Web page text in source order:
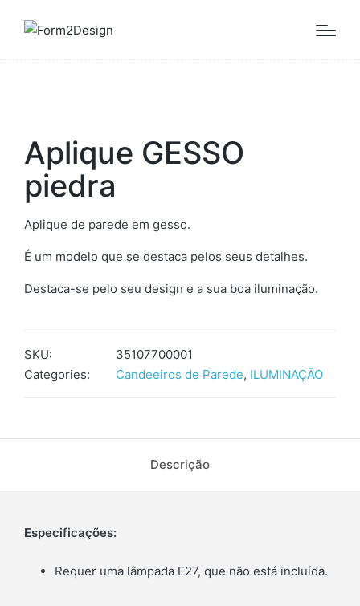
Aplique GESSO
piedra
Aplique de parede em gesso.
É um modelo que se destaca pelos seus detalhes.
Destaca-se pelo seu design e a sua boa iluminação.
SKU:
35107700001
Categories:
Candeeiros de Parede, ILUMINAÇÃO
Descrição
Especificações:
Requer uma lâmpada E27, que não está incluída.